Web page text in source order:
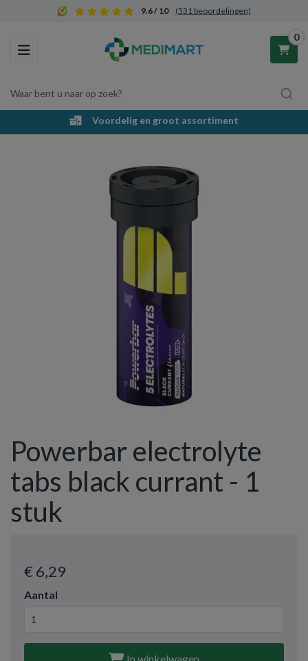
9.6 / 10 (531 beoordelingen)
Toggle navigation
Waar bent u naar op zoek?
0
Winkelwagen
Uw winkelwagen is leeg.
Vul hem met producten.
Voordelig en groot assortiment
Powerbar electrolyte
tabs black currant - 1
stuk
€ 6,29
Aantal